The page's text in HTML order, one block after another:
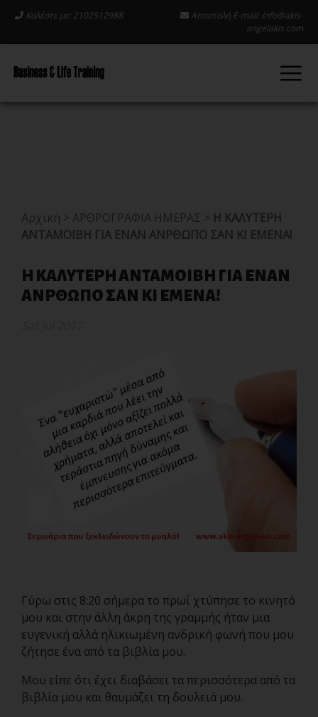
Καλέστε με: 2102512988 Αποστολή E-mail: info@akis-
angelakis.com
Αρχική > ΑΡΘΡΟΓΡΑΦΙΑ ΗΜΕΡΑΣ > Η ΚΑΛΥΤΕΡΗ
ΑΝΤΑΜΟΙΒΗ ΓΙΑ ΕΝΑΝ ΑΝΡΘΩΠΟ ΣΑΝ ΚΙ ΕΜΕΝΑ!
Η ΚΑΛΥΤΕΡΗ ΑΝΤΑΜΟΙΒΗ ΓΙΑ ΕΝΑΝ
ΑΝΡΘΩΠΟ ΣΑΝ ΚΙ ΕΜΕΝΑ!
Γύρω στις 8:20 σήμερα το πρωί χτύπησε το κινητό
μου και στην άλλη άκρη της γραμμής ήταν μια
ευγενική αλλά ηλικιωμένη ανδρική φωνή που μου
ζήτησε ένα από τα βιβλία μου.
Μου είπε ότι έχει διαβάσει τα περισσότερα από τα
βιβλία μου και θαυμάζει τη δουλειά μου.